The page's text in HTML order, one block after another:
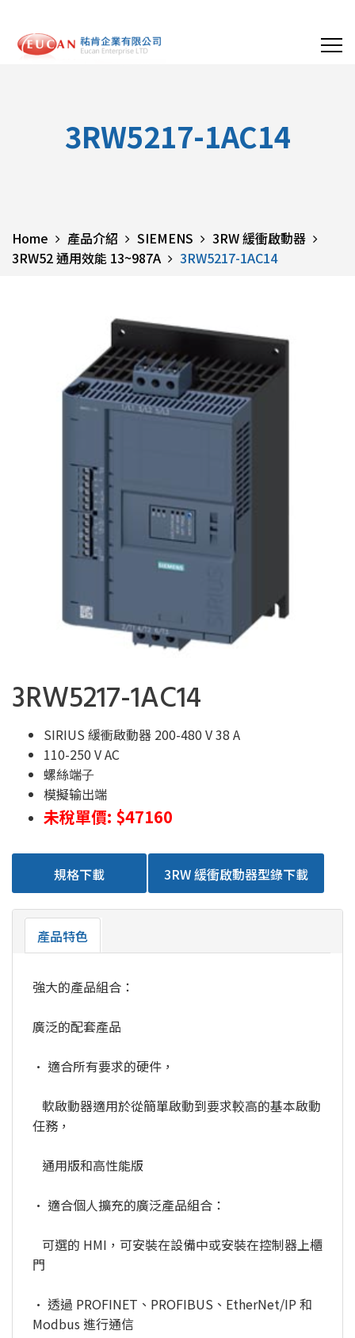
3RW5217-1AC14
Home 產品介紹 SIEMENS
3RW 緩衝啟動器
3RW52 通用效能 13~987A
3RW5217-1AC14
3RW5217-1AC14
SIRIUS 緩衝啟動器 200-480 V 38 A
110-250 V AC
螺絲端⼦
模擬输出端
未稅單價: $47160
規格下載 3RW 緩衝啟動器型錄下載
產品特色
強大的產品組合：
廣泛的配套產品
• 適合所有要求的硬件，
軟啟動器適用於從簡單啟動到要求較高的基本啟動
任務，
通用版和高性能版
• 適合個人擴充的廣泛產品組合：
可選的 HMI，可安裝在設備中或安裝在控制器上櫃
門
• 透過 PROFINET、PROFIBUS、EtherNet/IP 和
Modbus 進行通信